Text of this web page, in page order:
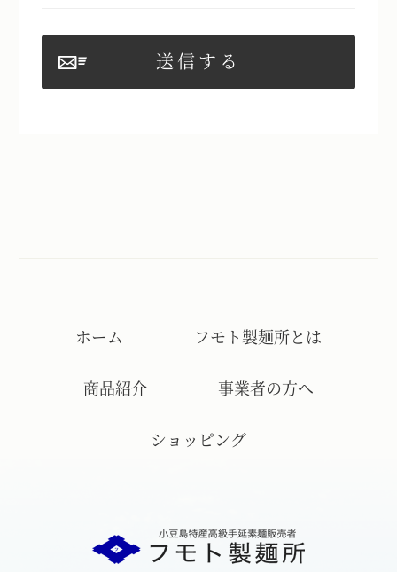
ホーム フモト製麺所とは
商品紹介 事業者の方へ
ショッピング